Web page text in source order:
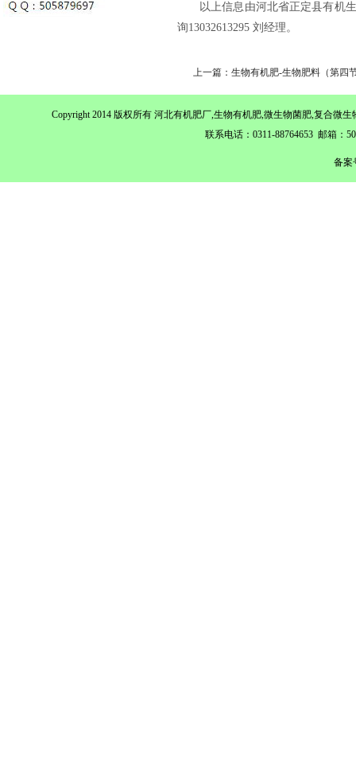
以上信息由河北省正定县有机
询13032613295 刘经理。
上一篇：生物有机肥-生物肥料（第四
Copyright 2014 版权所有 河北有机肥厂,生物有机肥,微生物菌肥,复合
联系电话：0311-88764653 邮箱：
备案